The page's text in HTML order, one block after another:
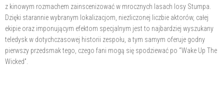
z kinowym rozmachem zainscenizować w mrocznych lasach losy Stumpa.
Dzięki starannie wybranym lokalizacjom, niezliczonej liczbie aktorów, całej
ekipie oraz imponującym efektom specjalnym jest to najbardziej wyszukany
teledysk w dotychczasowej historii zespołu, a tym samym oferuje godny
pierwszy przedsmak tego, czego fani mogą się spodziewać po “Wake Up The
Wicked”.